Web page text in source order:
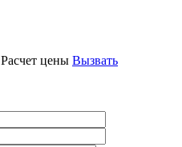
Расчет цены Вызвать